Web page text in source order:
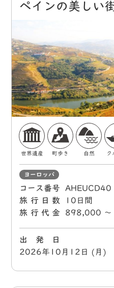
ペインの美しい
世界遺産 町歩き 自然 ク
ヨーロッパ
コース番号
AHEUCD40
旅行日数
10日間
旅行代金
898,000
出 発 日
2026年10月12日 (月)